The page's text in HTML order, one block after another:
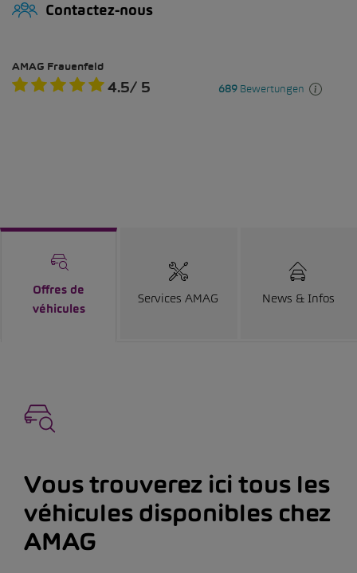
Contactez-nous
Offres de
véhicules
Services AMAG News & Infos
Vous trouverez ici tous les
véhicules disponibles chez
AMAG